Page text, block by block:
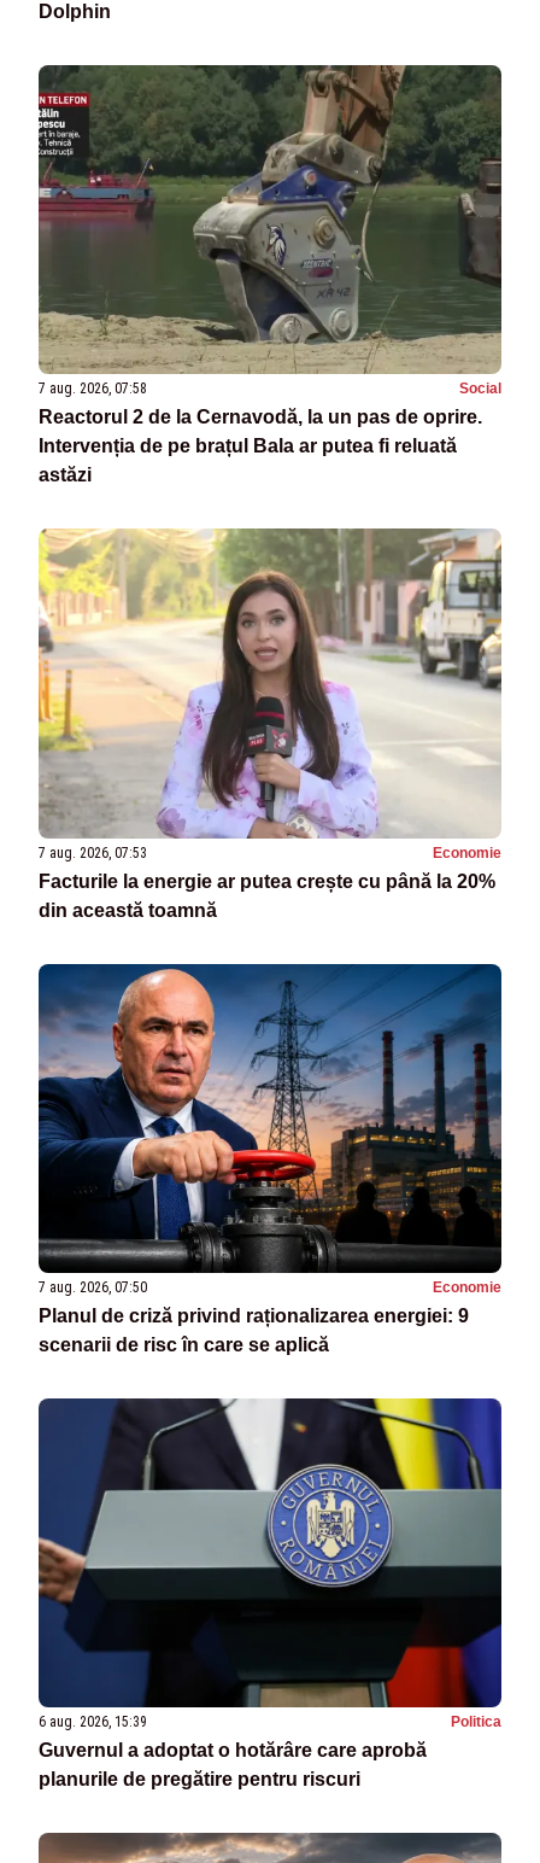
Dolphin
7 aug. 2026, 07:58 Social
Reactorul 2 de la Cernavodă, la un pas de oprire.
Intervenția de pe brațul Bala ar putea fi reluată
astăzi
7 aug. 2026, 07:53 Economie
Facturile la energie ar putea crește cu până la 20%
din această toamnă
7 aug. 2026, 07:50 Economie
Planul de criză privind raționalizarea energiei: 9
scenarii de risc în care se aplică
6 aug. 2026, 15:39 Politica
Guvernul a adoptat o hotărâre care aprobă
planurile de pregătire pentru riscuri